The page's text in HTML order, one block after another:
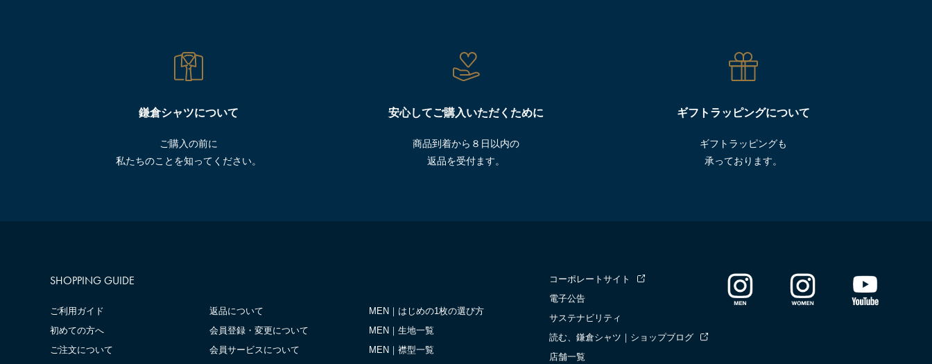
鎌倉シャツについて
ご購入の前に
私たちのことを知ってください。
安心してご購入いただくために
商品到着から８日以内の
返品を受付ます。
ギフトラッピングについて
ギフトラッピングも
承っております。
SHOPPING GUIDE
ご利用ガイド
初めての方へ
ご注文について
返品について
会員登録・変更について
会員サービスについて
MEN｜はじめの1枚の選び方
MEN｜生地一覧
MEN｜襟型一覧
コーポレートサイト
電子公告
サステナビリティ
読む、鎌倉シャツ｜ショップブログ
店舗一覧